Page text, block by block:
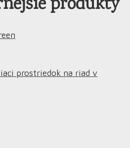
produkty
prostriedok na riad v